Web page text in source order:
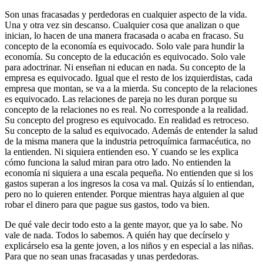
Son unas fracasadas y perdedoras en cualquier aspecto de la vida.
Una y otra vez sin descanso. Cualquier cosa que analizan o que
inician, lo hacen de una manera fracasada o acaba en fracaso. Su
concepto de la economía es equivocado. Solo vale para hundir la
economía. Su concepto de la educación es equivocado. Solo vale
para adoctrinar. Ni enseñan ni educan en nada. Su concepto de la
empresa es equivocado. Igual que el resto de los izquierdistas, cada
empresa que montan, se va a la mierda. Su concepto de la relaciones
es equivocado. Las relaciones de pareja no les duran porque su
concepto de la relaciones no es real. No corresponde a la realidad.
Su concepto del progreso es equivocado. En realidad es retroceso.
Su concepto de la salud es equivocado. Además de entender la salud
de la misma manera que la industria petroquímica farmacéutica, no
la entienden. Ni siquiera entienden eso. Y cuando se les explica
cómo funciona la salud miran para otro lado. No entienden la
economía ni siquiera a una escala pequeña. No entienden que si los
gastos superan a los ingresos la cosa va mal. Quizás sí lo entiendan,
pero no lo quieren entender. Porque mientras haya alguien al que
robar el dinero para que pague sus gastos, todo va bien.
De qué vale decir todo esto a la gente mayor, que ya lo sabe. No
vale de nada. Todos lo sabemos. A quién hay que decírselo y
explicárselo esa la gente joven, a los niños y en especial a las niñas.
Para que no sean unas fracasadas y unas perdedoras.